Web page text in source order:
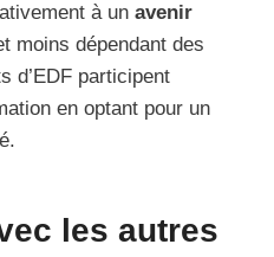
à un avenir
moins dépendant des
d’EDF participent
en optant pour un
les autres